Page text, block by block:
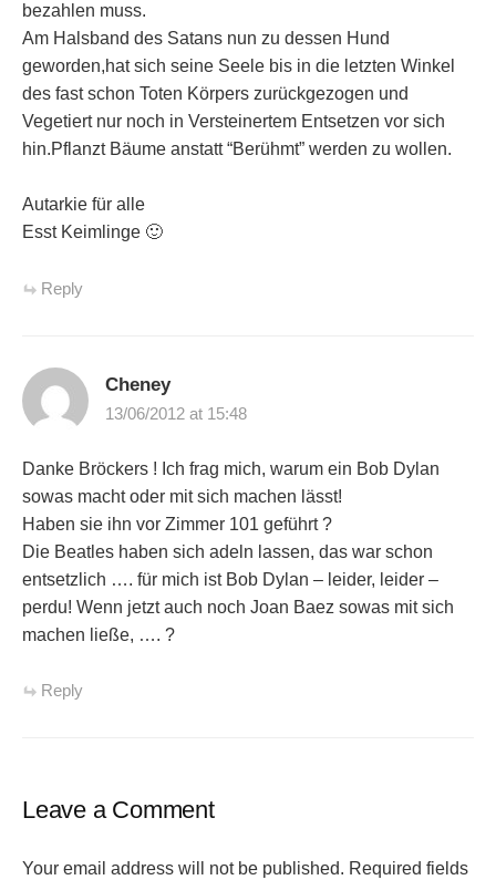
bezahlen muss.
Am Halsband des Satans nun zu dessen Hund
geworden,hat sich seine Seele bis in die letzten Winkel
des fast schon Toten Körpers zurückgezogen und
Vegetiert nur noch in Versteinertem Entsetzen vor sich
hin.Pflanzt Bäume anstatt “Berühmt” werden zu wollen.
Autarkie für alle
Esst Keimlinge 🙂
Reply
Cheney
13/06/2012 at 15:48
Danke Bröckers ! Ich frag mich, warum ein Bob Dylan
sowas macht oder mit sich machen lässt!
Haben sie ihn vor Zimmer 101 geführt ?
Die Beatles haben sich adeln lassen, das war schon
entsetzlich …. für mich ist Bob Dylan – leider, leider –
perdu! Wenn jetzt auch noch Joan Baez sowas mit sich
machen ließe, …. ?
Reply
Leave a Comment
Your email address will not be published. Required fields